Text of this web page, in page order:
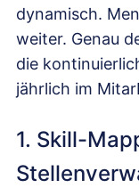
dynamisch.
weiter. Genau
die
jährlich im
1. Skill-